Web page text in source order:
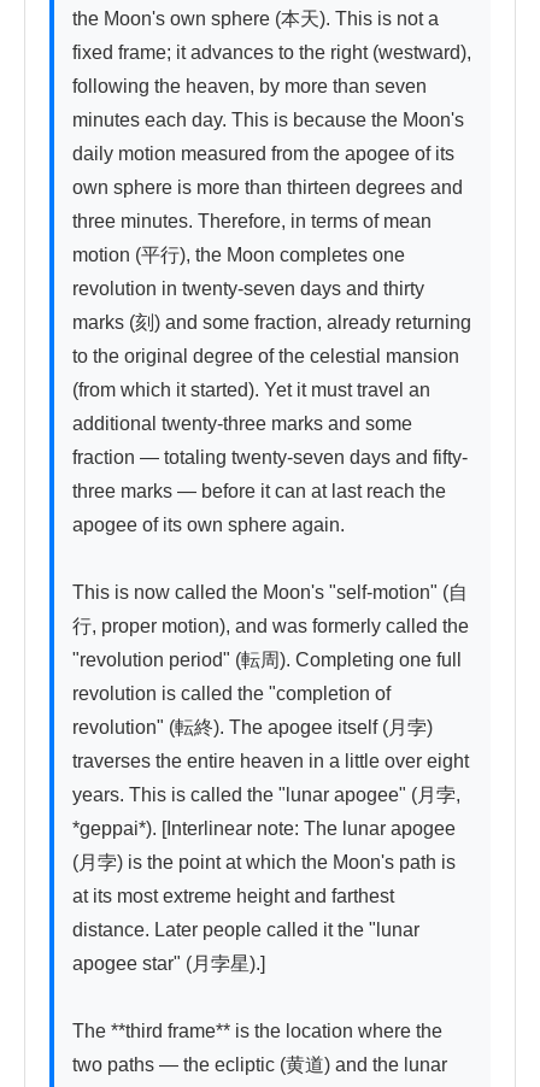
the Moon's own sphere (本天). This is not a
fixed frame; it advances to the right (westward),
following the heaven, by more than seven
minutes each day. This is because the Moon's
daily motion measured from the apogee of its
own sphere is more than thirteen degrees and
three minutes. Therefore, in terms of mean
motion (平行), the Moon completes one
revolution in twenty-seven days and thirty
marks (刻) and some fraction, already returning
to the original degree of the celestial mansion
(from which it started). Yet it must travel an
additional twenty-three marks and some
fraction — totaling twenty-seven days and fifty-
three marks — before it can at last reach the
apogee of its own sphere again.
This is now called the Moon's "self-motion" (自
行, proper motion), and was formerly called the
"revolution period" (転周). Completing one full
revolution is called the "completion of
revolution" (転終). The apogee itself (月孛)
traverses the entire heaven in a little over eight
years. This is called the "lunar apogee" (月孛,
*geppai*). [Interlinear note: The lunar apogee
(月孛) is the point at which the Moon's path is
at its most extreme height and farthest
distance. Later people called it the "lunar
apogee star" (月孛星).]
The **third frame** is the location where the
two paths — the ecliptic (黄道) and the lunar